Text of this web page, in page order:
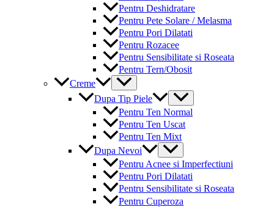
Pentru Deshidratare
Pentru Pete Solare / Melasma
Pentru Pori Dilatati
Pentru Rozacee
Pentru Sensibilitate si Roseata
Pentru Tern/Obosit
Creme
Menu
Toggle
Dupa Tip Piele
Menu
Toggle
Pentru Ten Normal
Pentru Ten Uscat
Pentru Ten Mixt
Dupa Nevoi
Menu
Toggle
Pentru Acnee si Imperfectiuni
Pentru Pori Dilatati
Pentru Sensibilitate si Roseata
Pentru Cuperoza